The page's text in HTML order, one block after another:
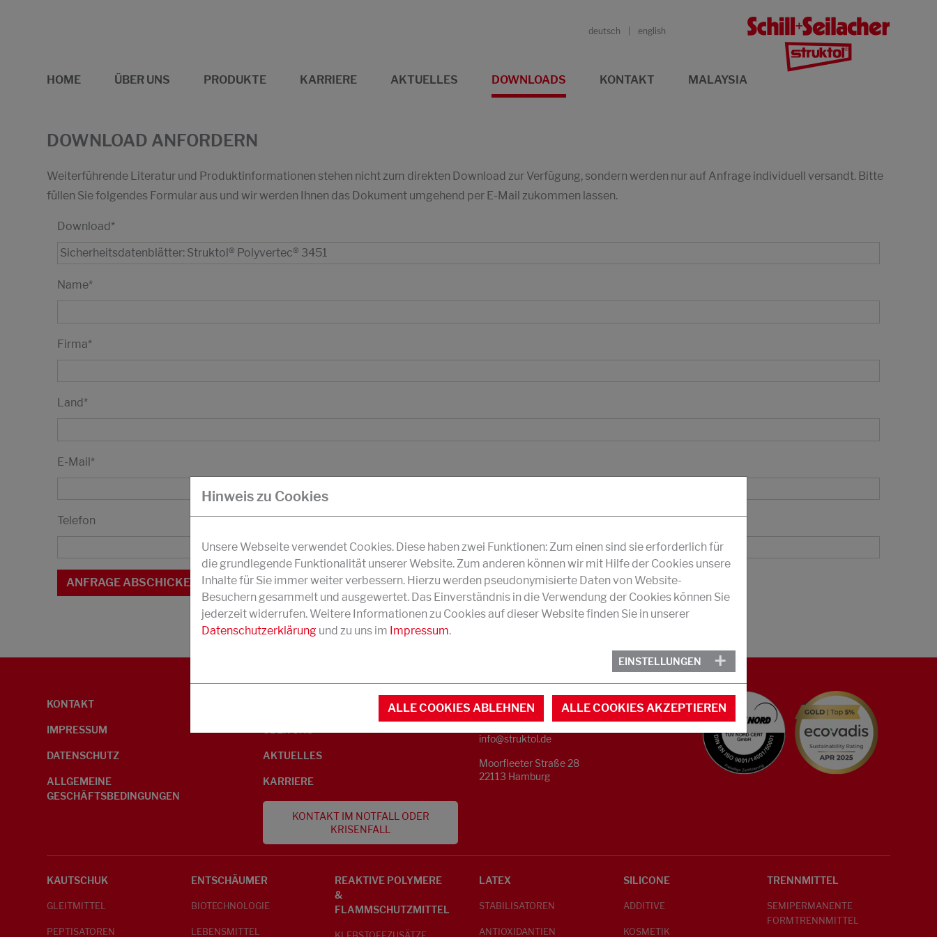
deutsch english
HOME ÜBER UNS PRODUKTE KARRIERE AKTUELLES DOWNLOADS KONTAKT MALAYSIA
DOWNLOAD ANFORDERN
Weiterführende Literatur und Produktinformationen stehen nicht zum direkten Download zur Verfügung, sondern werden nur auf Anfrage individuell versandt. Bitte
füllen Sie folgendes Formular aus und wir werden Ihnen das Dokument umgehend per E-Mail zukommen lassen.
Download*
Name*
Firma*
Land*
E-Mail*
Telefon
KONTAKT
IMPRESSUM
DATENSCHUTZ
ALLGEMEINE
GESCHÄFTSBEDINGUNGEN
UMWELTINFORMATIONEN
AKTUELLES
KARRIERE
KONTAKT IM NOTFALL ODER
KRISENFALL
KONTAKT
Telefon +49 40 733 62 - 0
info@struktol.de
Moorfleeter Straße 28
22113 Hamburg
KAUTSCHUK
GLEITMITTEL
PEPTISATOREN
ENTSCHÄUMER
BIOTECHNOLOGIE
LEBENSMITTEL
REAKTIVE POLYMERE
&
FLAMMSCHUTZMITTEL
LATEX
STABILISATOREN
ANTIOXIDANTIEN
SILICONE
ADDITIVE
KOSMETIK
TRENNMITTEL
SEMIPERMANENTE
FORMTRENNMITTEL
Hinweis zu Cookies
Unsere Webseite verwendet Cookies. Diese haben zwei Funktionen: Zum einen sind sie erforderlich für
die grundlegende Funktionalität unserer Website. Zum anderen können wir mit Hilfe der Cookies unsere
Inhalte für Sie immer weiter verbessern. Hierzu werden pseudonymisierte Daten von Website-
Besuchern gesammelt und ausgewertet. Das Einverständnis in die Verwendung der Cookies können Sie
jederzeit widerrufen. Weitere Informationen zu Cookies auf dieser Website finden Sie in unserer
Datenschutzerklärung und zu uns im Impressum.
EINSTELLUNGEN
ALLE COOKIES ABLEHNEN ALLE COOKIES AKZEPTIEREN